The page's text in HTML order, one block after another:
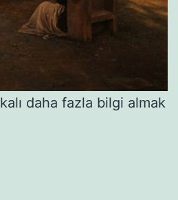
daha fazla bilgi almak